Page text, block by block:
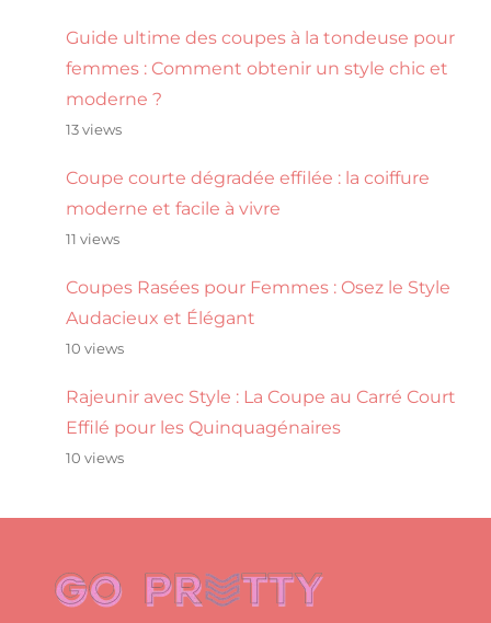
Guide ultime des coupes à la tondeuse pour
femmes : Comment obtenir un style chic et
moderne ?
13 views
Coupe courte dégradée effilée : la coiffure
moderne et facile à vivre
11 views
Coupes Rasées pour Femmes : Osez le Style
Audacieux et Élégant
10 views
Rajeunir avec Style : La Coupe au Carré Court
Effilé pour les Quinquagénaires
10 views